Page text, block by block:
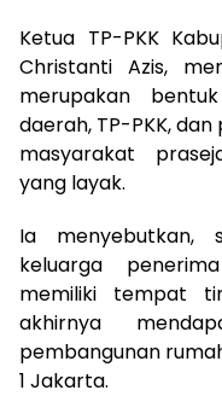
Ketua TP-PKK
Christanti Azis,
merupakan
daerah, TP-PKK,
masyarakat
yang layak.
Ia menyebutkan,
keluarga
memiliki tempat
akhirnya
pembangunan
1 Jakarta.